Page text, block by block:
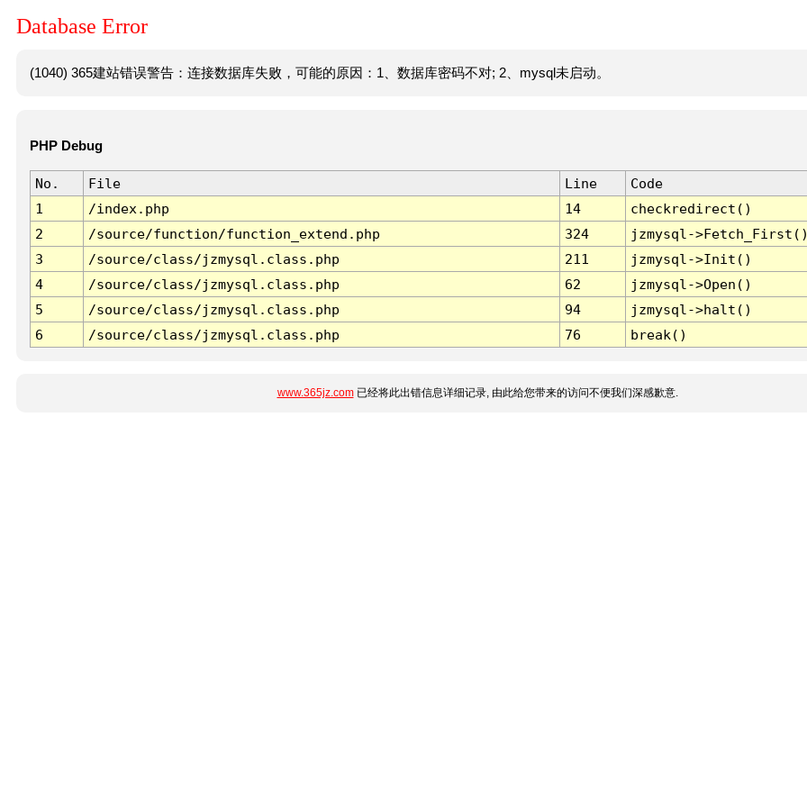
Database Error
(1040) 365建站错误警告：连接数据库失败，可能的原因：1、数据库密码不对; 2、mysql未启动。
PHP Debug
No. File Line
Code
1
/index.php 14
checkredirect()
2
/source/function/function_extend.php 324
jzmysql-
3
/source/class/jzmysql.class.php 211
jzmysql->Init()
4
/source/class/jzmysql.class.php 62
jzmysql->Open()
5
/source/class/jzmysql.class.php 94
jzmysql->halt()
6
/source/class/jzmysql.class.php 76 break()
www.365jz.com已经将此出错信息详细记录, 由此给您带来的访问不便我们深感歉意.